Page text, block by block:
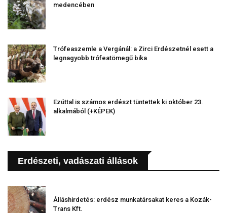
medencében
Trófeaszemle a Vergánál: a Zirci Erdészetnél esett a
legnagyobb trófeatömegű bika
Ezúttal is számos erdészt tüntettek ki október 23.
alkalmából (+KÉPEK)
Erdészeti, vadászati állások
Álláshirdetés: erdész munkatársakat keres a Kozák-
Trans Kft.